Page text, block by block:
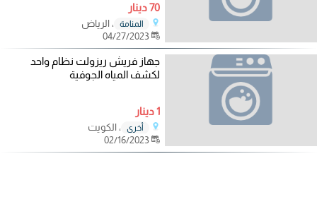
70 دينار
المنامة
، الرياض
04/27/2023
جهاز فريش ريزولت نظام واحد
لكشف المياه الجوفية
1 دينار
أخرى
، الكويت
02/16/2023